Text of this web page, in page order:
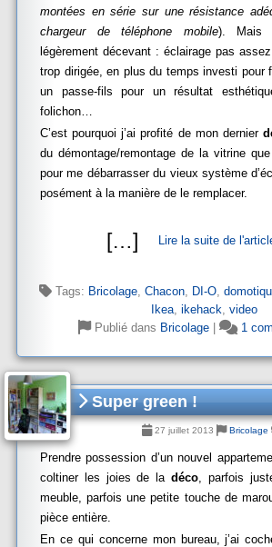
montées en série sur une résistance
chargeur de téléphone mobile). Mais
légèrement décevant : éclairage pas
trop dirigée, en plus du temps investi pour
un passe-fils pour un résultat
folichon…
C’est pourquoi j’ai profité de mon dernier
du démontage/remontage de la vitrine
pour me débarrasser du vieux système
posément à la manière de le remplacer.
[…] Lire la suite de
Tags: Bricolage, Chacon, DI-O,
Ikea, ikehack, video
Publié dans Bricolage 1
Super green !
27 juillet 2013 Bricolage
Prendre possession d’un nouvel
coltiner les joies de ladéco, parfois
meuble, parfois une petite touche de
pièce entière.
En ce qui concerne mon bureau, j’ai